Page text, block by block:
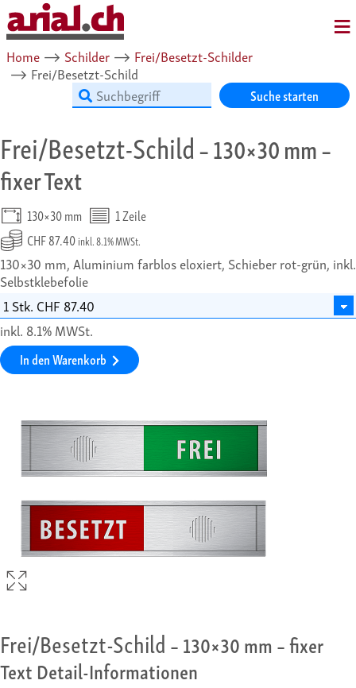
Home ⟶ Schilder ⟶ Frei/Besetzt-Schilder
⟶ Frei/Besetzt-Schild
Suche starten
Frei/Besetzt-Schild– 130×30 mm –
fixer Text
130×30 mm
1 Zeile
CHF 87.40inkl. 8.1% MWSt.
130×30 mm, Aluminium farblos eloxiert, Schieber rot-grün, inkl.
Selbstklebefolie
inkl. 8.1% MWSt.
In den Warenkorb
Frei/Besetzt-Schild– 130×30 mm – fixer
Text Detail-Informationen